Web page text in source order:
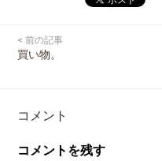
< 前の記事
買い物。
コメント
コメントを残す